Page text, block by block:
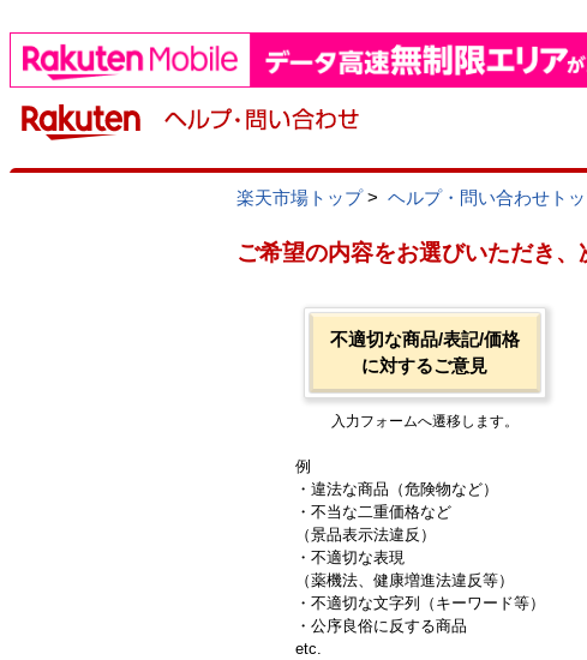
楽天市場トップ> ヘルプ・問い合わせト
ご希望の内容をお選びいただき、
不適切な商品/表記/価格
に対するご意見
入力フォームへ遷移します。
例
・違法な商品（危険物など）
・不当な二重価格など
（景品表示法違反）
・不適切な表現
（薬機法、健康増進法違反等）
・不適切な文字列（キーワード等）
・公序良俗に反する商品
etc.